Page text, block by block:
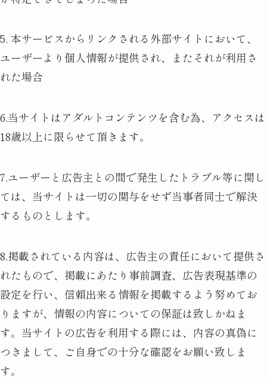
5. 本サービスからリンクされる外部サイトにおいて、
ユーザーより個人情報が提供され、またそれが利用さ
れた場合
6.当サイトはアダルトコンテンツを含む為、アクセスは
18歳以上に限らせて頂きます。
7.ユーザーと広告主との間で発生したトラブル等に関し
ては、当サイトは一切の関与をせず当事者同士で解決
するものとします。
8.掲載されている内容は、広告主の責任において提供さ
れたもので、掲載にあたり事前調査、広告表現基準の
設定を行い、信頼出来る情報を掲載するよう努めてお
りますが、情報の内容についての保証は致しかねま
す。当サイトの広告を利用する際には、内容の真偽に
つきまして、ご自身での十分な確認をお願い致しま
す。